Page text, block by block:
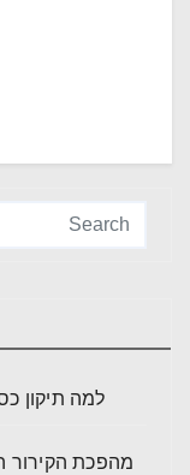
למה תיקון
מהפכת הקירור